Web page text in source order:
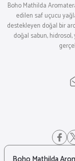
Boho Mathilda
edilen saf uçucu
destekleyen doğal bir
doğal sabun, hidrosol,